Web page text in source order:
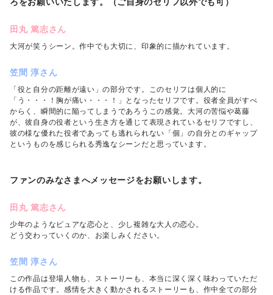
ろをお願いいたします。（ご自身のセリフ以外でも可）
田丸 篤志さん
大河が笑うシーン。作中でも大切に、印象的に描かれています。
笠間 淳さん
「役と自分の距離が遠い」の部分です。このセリフは個人的に
「う・・・！胸が痛い・・・！」となったセリフです。役者全員がすべ
からく、瞬間的に陥ってしまうであろうこの感覚。大河の苦悩や葛藤
が、彼自身の役者という生き方を通じて表現されているセリフですし、
彼の様な優れた役者であっても逃れられない「個」の自分とのギャップ
というものを感じられる秀逸なシーンだと思っています。
ファンのみなさまへメッセージをお願いします。
田丸 篤志さん
少年のようなピュアな恋心と、少し複雑な大人の恋心。
どう交わっていくのか、お楽しみください。
笠間 淳さん
この作品は登場人物も、ストーリーも、本当に深く深く味わっていただ
ける作品です。感情を大きく動かされるストーリーも、作中全ての部分